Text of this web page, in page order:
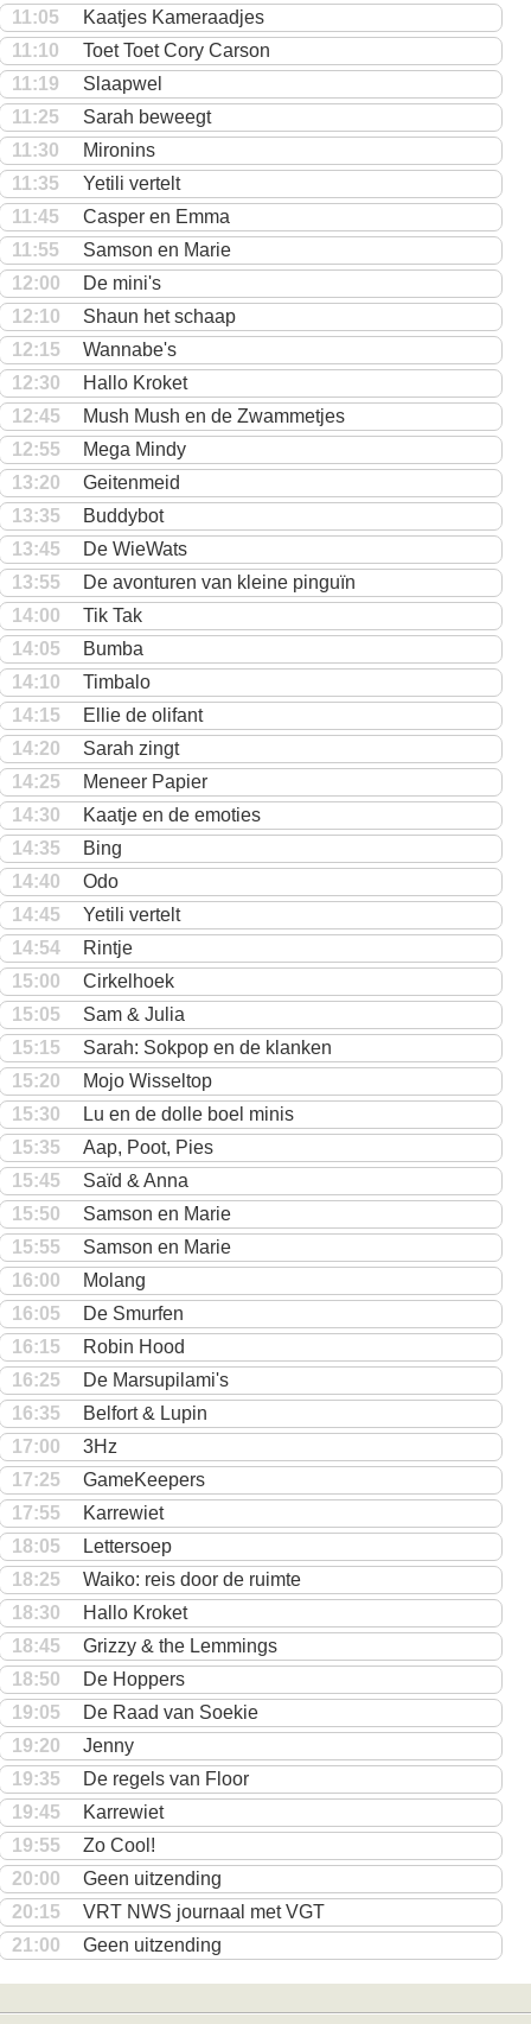
11:05
Kaatjes Kameraadjes
11:10
Toet Toet Cory Carson
11:19
Slaapwel
11:25
Sarah beweegt
11:30
Mironins
11:35
Yetili vertelt
11:45
Casper en Emma
11:55
Samson en Marie
12:00
De mini's
12:10
Shaun het schaap
12:15
Wannabe's
12:30
Hallo Kroket
12:45
Mush Mush en de Zwammetjes
12:55
Mega Mindy
13:20
Geitenmeid
13:35
Buddybot
13:45
De WieWats
13:55
De avonturen van kleine pinguïn
14:00
Tik Tak
14:05
Bumba
14:10
Timbalo
14:15
Ellie de olifant
14:20
Sarah zingt
14:25
Meneer Papier
14:30
Kaatje en de emoties
14:35
Bing
14:40
Odo
14:45
Yetili vertelt
14:54
Rintje
15:00
Cirkelhoek
15:05
Sam & Julia
15:15
Sarah: Sokpop en de klanken
15:20
Mojo Wisseltop
15:30
Lu en de dolle boel minis
15:35
Aap, Poot, Pies
15:45
Saïd & Anna
15:50
Samson en Marie
15:55
Samson en Marie
16:00
Molang
16:05
De Smurfen
16:15
Robin Hood
16:25
De Marsupilami's
16:35
Belfort & Lupin
17:00
3Hz
17:25
GameKeepers
17:55
Karrewiet
18:05
Lettersoep
18:25
Waiko: reis door de ruimte
18:30
Hallo Kroket
18:45
Grizzy & the Lemmings
18:50
De Hoppers
19:05
De Raad van Soekie
19:20
Jenny
19:35
De regels van Floor
19:45
Karrewiet
19:55
Zo Cool!
20:00
Geen uitzending
20:15
VRT NWS journaal met VGT
21:00
Geen uitzending